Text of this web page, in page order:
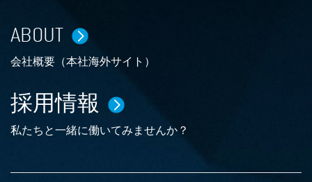
ABOUT
会社概要（本社海外サイト）
採用情報
私たちと一緒に働いてみませんか？